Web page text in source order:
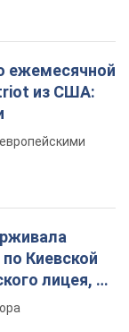
ежемесячной
из США:
Киевской
лицея, её